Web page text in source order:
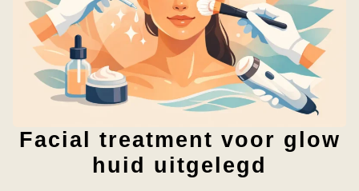
Facial treatment voor glow
huid uitgelegd